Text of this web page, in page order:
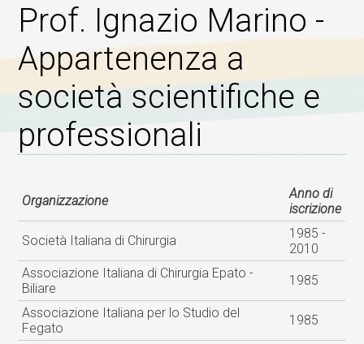
Prof. Ignazio Marino -
Appartenenza a
società scientifiche e
professionali
Organizzazione
Anno di
iscrizione
Società Italiana di Chirurgia
1985 -
2010
Associazione Italiana di Chirurgia Epato -
Biliare
1985
Associazione Italiana per lo Studio del
Fegato
1985